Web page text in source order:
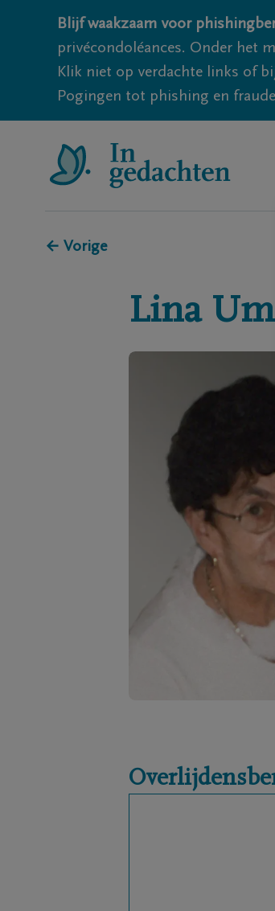
Blijf waakzaam voor
privécondoléances. Onder het
Klik niet op verdachte links of
Pogingen tot phishing en
← Vorige
Lina